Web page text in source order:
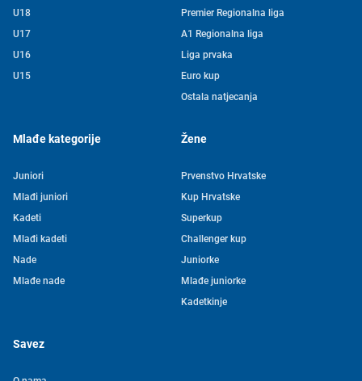
U18
U17
U16
U15
Premier Regionalna liga
A1 Regionalna liga
Liga prvaka
Euro kup
Ostala natjecanja
Mlađe kategorije
Juniori
Mlađi juniori
Kadeti
Mlađi kadeti
Nade
Mlađe nade
Žene
Prvenstvo Hrvatske
Kup Hrvatske
Superkup
Challenger kup
Juniorke
Mlađe juniorke
Kadetkinje
Savez